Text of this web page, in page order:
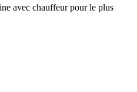
avec chauffeur pour le plus